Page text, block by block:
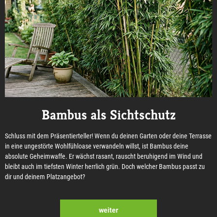
Bambus als Sichtschutz
Schluss mit dem Präsentierteller! Wenn du deinen Garten oder deine Terrasse
in eine ungestörte Wohlfühloase verwandeln willst, ist Bambus deine
absolute Geheimwaffe. Er wächst rasant, rauscht beruhigend im Wind und
bleibt auch im tiefsten Winter herrlich grün. Doch welcher Bambus passt zu
dir und deinem Platzangebot?
weiter